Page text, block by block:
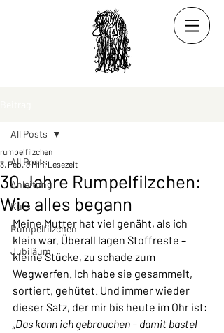
All Posts
Anleitung
Kurs
Rumpelfilzchen
Jubiläum
All Posts
30 Jahre Rumpelfilzchen:
Wie alles begann
rumpelfilzchen
3. Feb. 3 Min. Lesezeit
Meine Mutter hat viel genäht, als ich
klein war. Überall lagen Stoffreste –
kleine Stücke, zu schade zum
Wegwerfen. Ich habe sie gesammelt,
sortiert, gehütet. Und immer wieder
dieser Satz, der mir bis heute im Ohr ist:
„Das kann ich gebrauchen – damit bastel